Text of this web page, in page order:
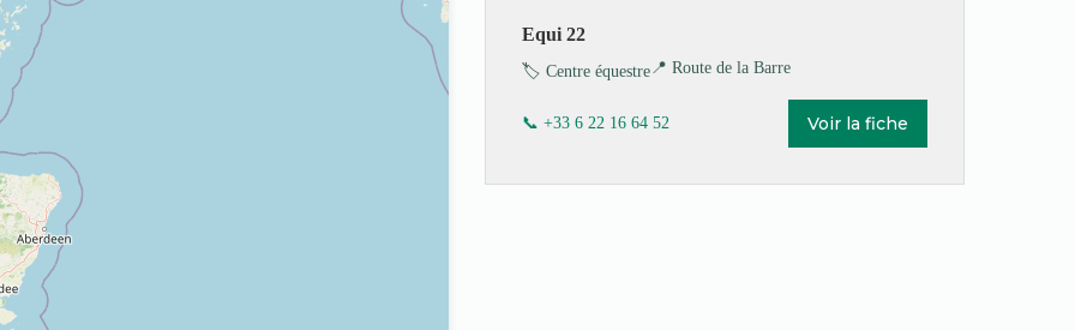
Equi 22
🏷️ Centre équestre📍 Route de la Barre
📞 +33 6 22 16 64 52 Voir la fiche